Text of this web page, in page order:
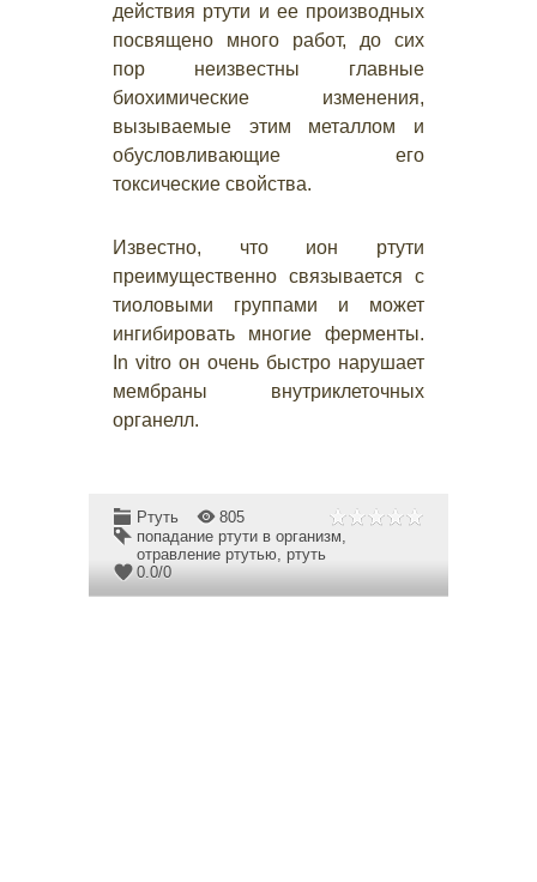
действия ртути и ее производных
посвящено много работ, до сих
пор неизвестны главные
биохимические изменения,
вызываемые этим металлом и
обусловливающие его
токсические свойства.
Известно, что ион ртути
преимущественно связывается с
тиоловыми группами и может
ингибировать многие ферменты.
In vitro он очень быстро нарушает
мембраны внутриклеточных
органелл.
Ртуть
805
попадание ртути в организм,
отравление ртутью, ртуть
0.0/0